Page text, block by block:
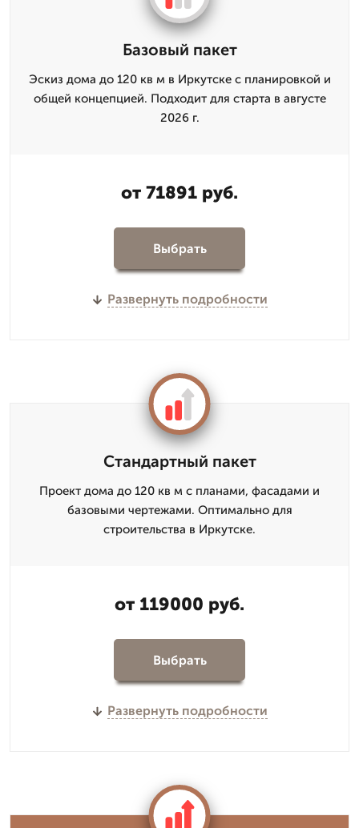
Базовый пакет
Эскиз дома до 120 кв м в Иркутске с планировкой и
общей концепцией. Подходит для старта в августе
2026 г.
от 71891 руб.
Выбрать
Развернуть подробности
Стандартный пакет
Проект дома до 120 кв м с планами, фасадами и
базовыми чертежами. Оптимально для
строительства в Иркутске.
от 119000 руб.
Выбрать
Развернуть подробности